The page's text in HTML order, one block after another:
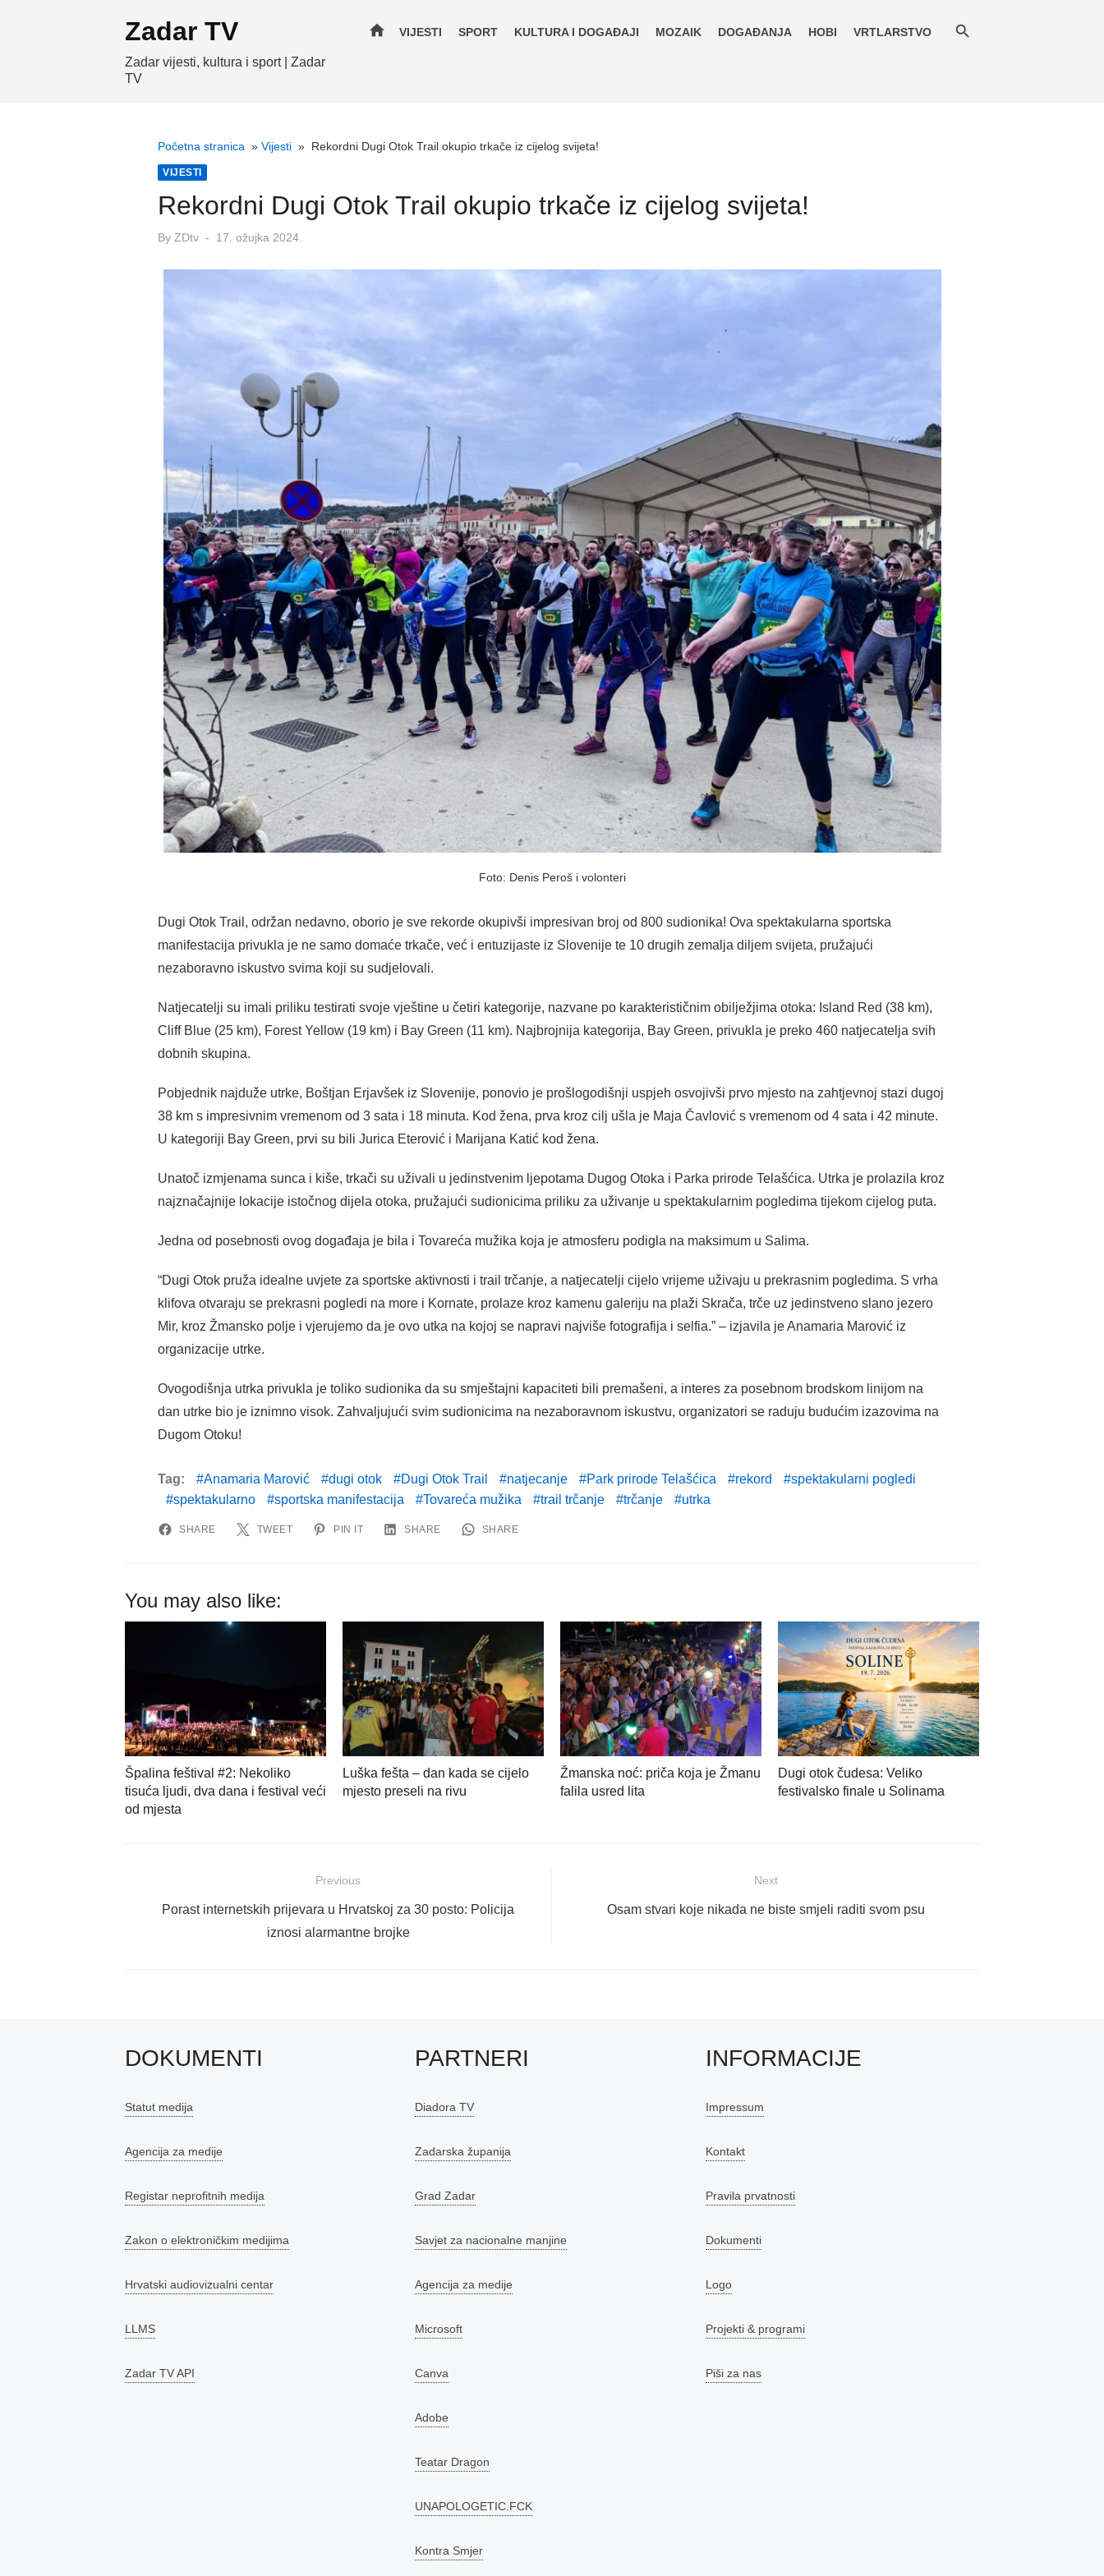
Zadar TV
Zadar vijesti, kultura i sport | Zadar
TV
home VIJESTI SPORT KULTURA I DOGAĐAJI MOZAIK DOGAĐANJA HOBI VRTLARSTVO
Početna stranica » Vijesti » Rekordni Dugi Otok Trail okupio trkače iz cijelog svijeta!
VIJESTI
Rekordni Dugi Otok Trail okupio trkače iz cijelog svijeta!
By ZDtv
Posted
17. ožujka 2024.
Foto: Denis Peroš i volonteri
Dugi Otok Trail, održan nedavno, oborio je sve rekorde okupivši impresivan broj od 800 sudionika! Ova spektakularna sportska
manifestacija privukla je ne samo domaće trkače, već i entuzijaste iz Slovenije te 10 drugih zemalja diljem svijeta, pružajući
nezaboravno iskustvo svima koji su sudjelovali.
Natjecatelji su imali priliku testirati svoje vještine u četiri kategorije, nazvane po karakterističnim obilježjima otoka: Island Red (38 km),
Cliff Blue (25 km), Forest Yellow (19 km) i Bay Green (11 km). Najbrojnija kategorija, Bay Green, privukla je preko 460 natjecatelja svih
dobnih skupina.
Pobjednik najduže utrke, Boštjan Erjavšek iz Slovenije, ponovio je prošlogodišnji uspjeh osvojivši prvo mjesto na zahtjevnoj stazi dugoj
38 km s impresivnim vremenom od 3 sata i 18 minuta. Kod žena, prva kroz cilj ušla je Maja Čavlović s vremenom od 4 sata i 42 minute.
U kategoriji Bay Green, prvi su bili Jurica Eterović i Marijana Katić kod žena.
Unatoč izmjenama sunca i kiše, trkači su uživali u jedinstvenim ljepotama Dugog Otoka i Parka prirode Telašćica. Utrka je prolazila kroz
najznačajnije lokacije istočnog dijela otoka, pružajući sudionicima priliku za uživanje u spektakularnim pogledima tijekom cijelog puta.
Jedna od posebnosti ovog događaja je bila i Tovareća mužika koja je atmosferu podigla na maksimum u Salima.
“Dugi Otok pruža idealne uvjete za sportske aktivnosti i trail trčanje, a natjecatelji cijelo vrijeme uživaju u prekrasnim pogledima. S vrha
klifova otvaraju se prekrasni pogledi na more i Kornate, prolaze kroz kamenu galeriju na plaži Skrača, trče uz jedinstveno slano jezero
Mir, kroz Žmansko polje i vjerujemo da je ovo utka na kojoj se napravi najviše fotografija i selfia.” – izjavila je Anamaria Marović iz
organizacije utrke.
Ovogodišnja utrka privukla je toliko sudionika da su smještajni kapaciteti bili premašeni, a interes za posebnom brodskom linijom na
dan utrke bio je iznimno visok. Zahvaljujući svim sudionicima na nezaboravnom iskustvu, organizatori se raduju budućim izazovima na
Dugom Otoku!
Tag: Anamaria Marović dugi otok Dugi Otok Trail natjecanje Park prirode Telašćica rekord
spektakularni pogledi
spektakularno
sportska manifestacija Tovareća mužika trail trčanje trčanje utrka
SHARE TWEET PIN IT SHARE SHARE
You may also like:
Špalina feštival #2: Nekoliko
tisuća ljudi, dva dana i festival veći
od mjesta
Luška fešta – dan kada se cijelo
mjesto preseli na rivu
Žmanska noć: priča koja je Žmanu
falila usred lita
Dugi otok čudesa: Veliko
festivalsko finale u Solinama
objava
Previous
Previous
Porast internetskih prijevara u Hrvatskoj za 30 posto: Policija
iznosi alarmantne brojke
Next
Next
Osam stvari koje nikada ne biste smjeli raditi svom psu
DOKUMENTI
Statut medija
Agencija za medije
Registar neprofitnih medija
Zakon o elektroničkim medijima
Hrvatski audiovizualni centar
LLMS
Zadar TV API
PARTNERI
Diadora TV
Zadarska županija
Grad Zadar
Savjet za nacionalne manjine
Agencija za medije
Microsoft
Canva
Adobe
Teatar Dragon
UNAPOLOGETIC.FCK
Kontra Smjer
INFORMACIJE
Impressum
Kontakt
Pravila prvatnosti
Dokumenti
Logo
Projekti & programi
Piši za nas